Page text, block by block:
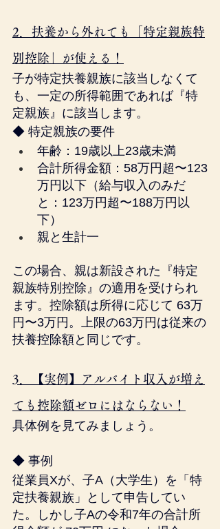
2．扶養から外れても「特定親族特
別控除」が使える！
子が特定扶養親族に該当しなくて
も、一定の所得範囲であれば『特
定親族』に該当します。
◆ 特定親族の要件
年齢：19歳以上23歳未満
合計所得金額：58万円超〜123
万円以下（給与収入のみだ
と：123万円超〜188万円以
下）
親と生計一
この場合、親は新設された『特定
親族特別控除』の適用を受けられ
ます。控除額は所得に応じて 63万
円〜3万円。上限の63万円は従来の
扶養控除額と同じです。
3．【実例】アルバイト収入が増え
ても控除額ゼロにはならない！
具体例を見てみましょう。
◆ 事例
従業員Xが、子A（大学生）を「特
定扶養親族」として申告してい
た。しかし子Aの令和7年の合計所